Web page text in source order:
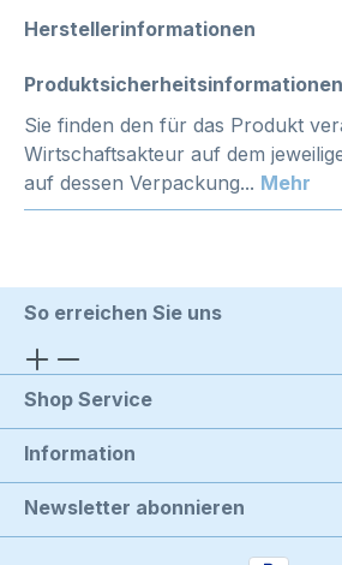
Herstellerinformationen
Produktsicherheitsinformationen
Sie finden den für das Produkt
Wirtschaftsakteur auf dem
auf dessen Verpackung... Mehr
So erreichen Sie uns
Shop Service
Information
Newsletter abonnieren